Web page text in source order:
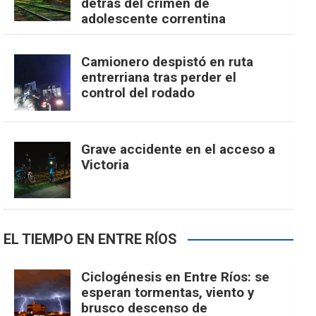
detrás del crimen de
adolescente correntina
Camionero despistó en ruta
entrerriana tras perder el
control del rodado
Grave accidente en el acceso a
Victoria
EL TIEMPO EN ENTRE RÍOS
Ciclogénesis en Entre Ríos: se
esperan tormentas, viento y
brusco descenso de